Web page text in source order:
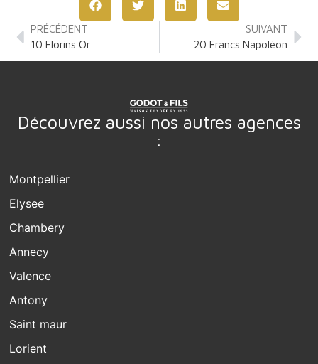
PRÉCÉDENT
10 Florins Or
SUIVANT
20 Francs Napoléon
Découvrez aussi nos autres agences
:
Montpellier
Elysee
Chambery
Annecy
Valence
Antony
Saint maur
Lorient